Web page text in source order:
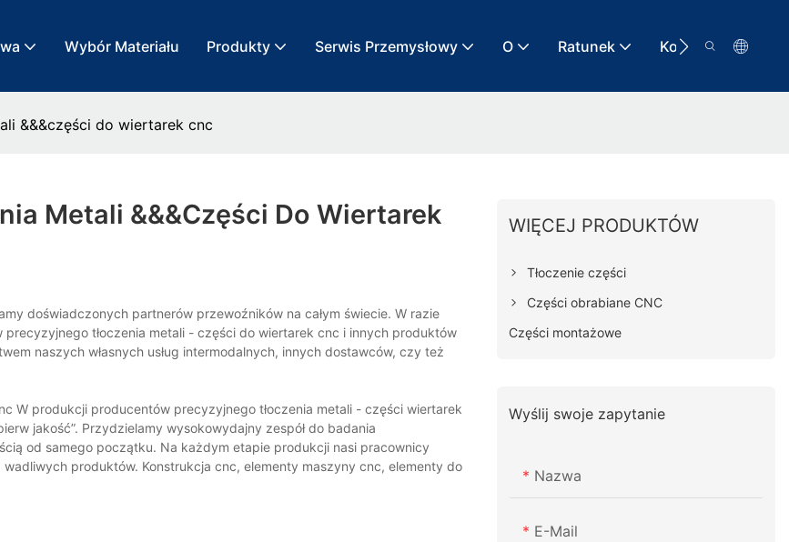
Wybór Materiału Produkty Serwis Przemysłowy O Ratunek Kontakt
&&&części do wiertarek cnc
Metali &&&części Do Wiertarek
doświadczonych partnerów przewoźników na całym świecie. W razie
tłoczenia metali - części do wiertarek cnc i innych produktów
naszych własnych usług intermodalnych, innych dostawców, czy też
W produkcji producentów precyzyjnego tłoczenia metali - części wiertarek
jakość”. Przydzielamy wysokowydajny zespół do badania
od samego początku. Na każdym etapie produkcji nasi pracownicy
produktów. Konstrukcja cnc, elementy maszyny cnc, elementy do
WIĘCEJ PRODUKTÓW
Tłoczenie części
Części obrabiane CNC
Części montażowe
Wyślij swoje zapytanie
Nazwa
E-Mail